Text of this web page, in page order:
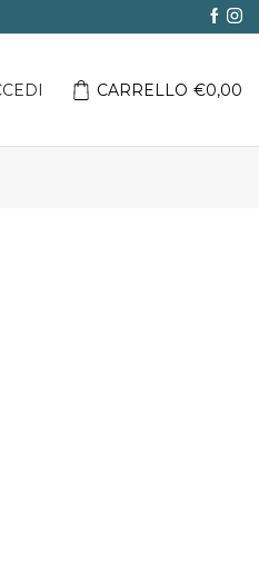
CARRELLO €0,00